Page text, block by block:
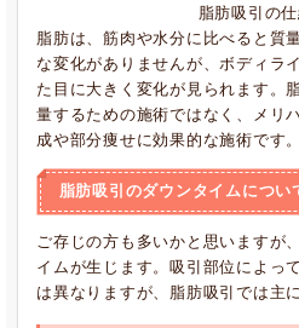
脂肪吸引の
脂肪は、筋肉や水分に比べると質
な変化がありませんが、ボディラ
た目に大きく変化が見られます。
量するための施術ではなく、メリ
成や部分痩せに効果的な施術です。
脂肪吸引のダウンタイムについ
ご存じの方も多いかと思いますが
イムが生じます。吸引部位によっ
は異なりますが、脂肪吸引では主